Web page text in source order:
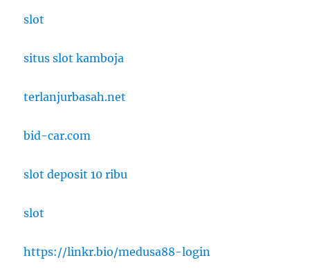
slot
situs slot kamboja
terlanjurbasah.net
bid-car.com
slot deposit 10 ribu
slot
https://linkr.bio/medusa88-login